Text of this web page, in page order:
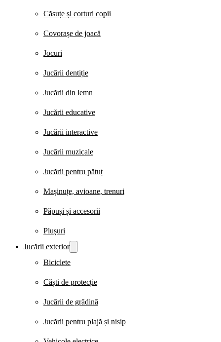
Căsuțe și corturi copii
Covorașe de joacă
Jocuri
Jucării dentiție
Jucării din lemn
Jucării educative
Jucării interactive
Jucării muzicale
Jucării pentru pătuț
Mașinuțe, avioane, trenuri
Păpuși și accesorii
Plușuri
Jucării exterior
Biciclete
Căști de protecție
Jucării de grădină
Jucării pentru plajă și nisip